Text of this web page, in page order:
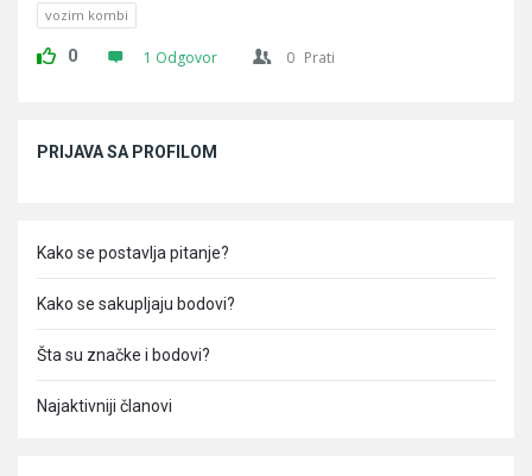
vozim kombi
0 1 Odgovor 0 Prati
PRIJAVA SA PROFILOM
Kako se postavlja pitanje?
Kako se sakupljaju bodovi?
Šta su značke i bodovi?
Najaktivniji članovi